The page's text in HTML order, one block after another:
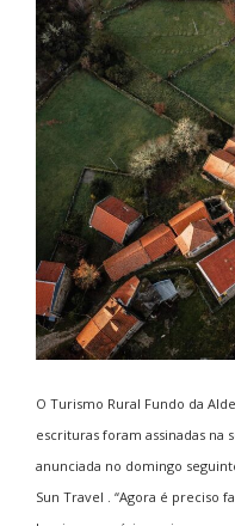
O Turismo Rural Fundo da
escrituras foram assinadas na
anunciada no domingo
Sun Travel . “Agora é preciso